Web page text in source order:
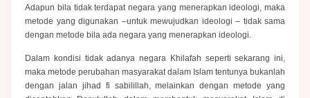
Adapun bila tidak terdapat negara yang menerapkan ideologi, maka
metode yang digunakan –untuk mewujudkan ideologi – tidak sama
dengan metode bila ada negara yang menerapkan ideologi.
Dalam kondisi tidak adanya negara Khilafah seperti sekarang ini,
maka metode perubahan masyarakat dalam Islam tentunya bukanlah
dengan jalan jihad fi sabilillah, melainkan dengan metode yang